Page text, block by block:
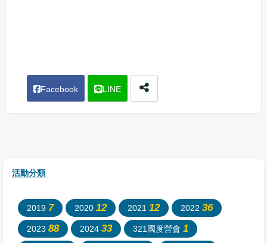
Facebook LINE
活動分類
2019 7 2020 12 2021 12 2022 36
2023 88 2024 33 321國度營會 1